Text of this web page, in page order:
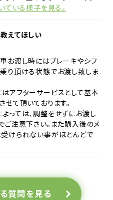
ている様子を見る。
えてほしい
お渡し時にはブレーキやシフ
り頂ける状態でお渡し致しま
アフターサービスとして基本
せて頂いております。
っては、調整をせずにお渡し
ご注意下さい。また購入後のメ
けられない事がほとんどで
質問を見る